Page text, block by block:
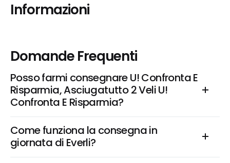
Informazioni
Domande Frequenti
Posso farmi consegnare U! Confronta E
Risparmia, Asciugatutto 2 Veli U!
Confronta E Risparmia?
Come funziona la consegna in
giornata di Everli?